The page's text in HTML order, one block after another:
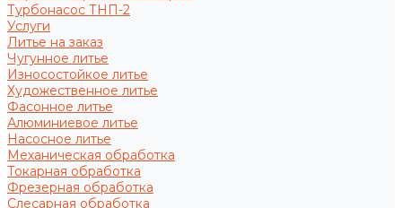
Турбонасос ТНП-2
Услуги
Литье на заказ
Чугунное литье
Износостойкое литье
Художественное литье
Фасонное литье
Алюминиевое литье
Насосное литье
Механическая обработка
Токарная обработка
Фрезерная обработка
Слесарная обработка